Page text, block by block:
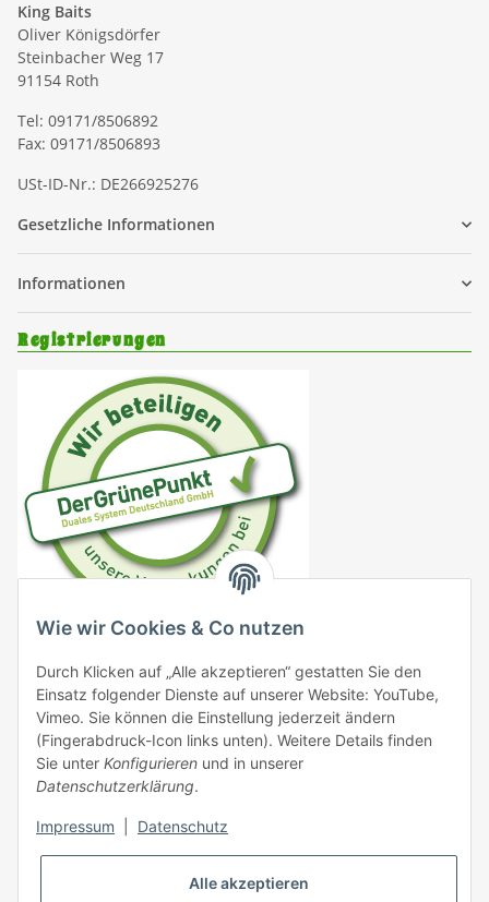
King Baits
Oliver Königsdörfer
Steinbacher Weg 17
91154 Roth
Tel: 09171/8506892
Fax: 09171/8506893
USt-ID-Nr.: DE266925276
Gesetzliche Informationen
Informationen
Registrierungen
VO (EG) 183/2005
VO (EG) 999/2001
EG 1069/2009 DE09576000137
VO (EG) 767/2009
Wie wir Cookies & Co nutzen
Durch Klicken auf „Alle akzeptieren“ gestatten Sie den
Einsatz folgender Dienste auf unserer Website: YouTube,
Vimeo. Sie können die Einstellung jederzeit ändern
(Fingerabdruck-Icon links unten). Weitere Details finden
Sie unter Konfigurieren und in unserer
Datenschutzerklärung.
Impressum Datenschutz
Alle akzeptieren